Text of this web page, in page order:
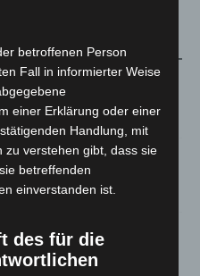
Susann Mehring zeigt ihre
Isernhagen
zwischen Hannover-West
kehren nach
zurück
betroffenen Person
Fall in informierter Weise
einer Erklärung oder einer
Handlung, mit
verstehen gibt, dass sie
betreffenden
einverstanden ist.
des für die